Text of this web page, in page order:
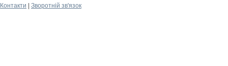
Контакти
Зворотній зв'язок